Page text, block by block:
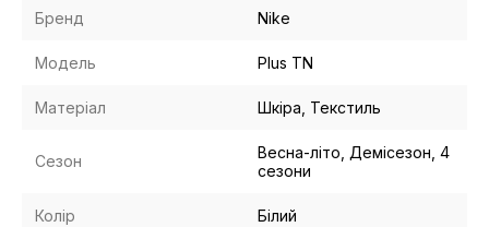
Бренд Nike
Модель Plus TN
Матеріал Шкіра, Текстиль
Сезон
Весна-літо, Демісезон, 4
сезони
Колір Білий